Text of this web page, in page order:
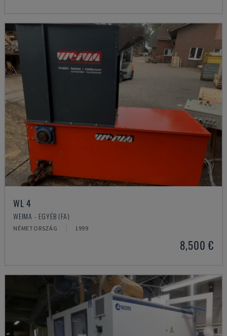
WL 4
WEIMA - EGYÉB (FA)
NÉMETORSZÁG 1999
8,500 €